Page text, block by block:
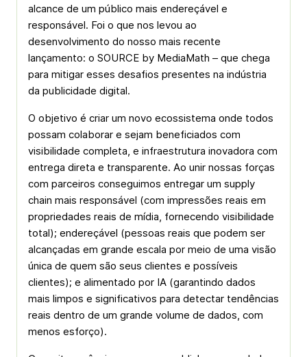
alcance de um público mais endereçável e
responsável. Foi o que nos levou ao
desenvolvimento do nosso mais recente
lançamento: o SOURCE by MediaMath – que chega
para mitigar esses desafios presentes na indústria
da publicidade digital.
O objetivo é criar um novo ecossistema onde todos
possam colaborar e sejam beneficiados com
visibilidade completa, e infraestrutura inovadora com
entrega direta e transparente. Ao unir nossas forças
com parceiros conseguimos entregar um supply
chain mais responsável (com impressões reais em
propriedades reais de mídia, fornecendo visibilidade
total); endereçável (pessoas reais que podem ser
alcançadas em grande escala por meio de uma visão
única de quem são seus clientes e possíveis
clientes); e alimentado por IA (garantindo dados
mais limpos e significativos para detectar tendências
reais dentro de um grande volume de dados, com
menos esforço).